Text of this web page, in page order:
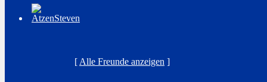
[ Alle Freunde anzeigen ]